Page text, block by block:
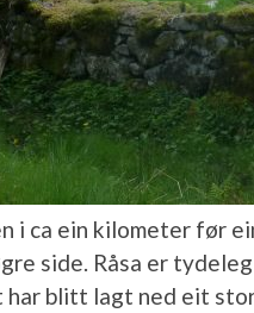
i ca ein kilometer før
side. Råsa er
blitt lagt ned eit